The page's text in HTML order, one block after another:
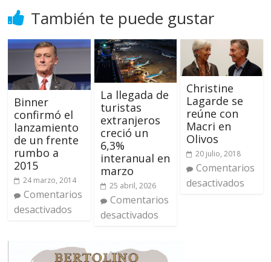
También te puede gustar
Binner
confirmó el
lanzamiento
de un frente
rumbo a
2015
24 marzo, 2014
Comentarios
desactivados
La llegada de
turistas
extranjeros
creció un
6,3%
interanual en
marzo
25 abril, 2026
Comentarios
desactivados
Christine
Lagarde se
reúne con
Macri en
Olivos
20 julio, 2018
Comentarios
desactivados